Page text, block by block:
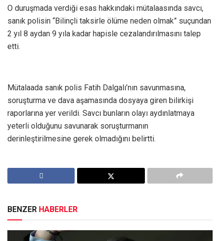
O duruşmada verdiği esas hakkındaki mütalaasında savcı,
sanık polisin “Bilinçli taksirle ölüme neden olmak” suçundan
2 yıl 8 aydan 9 yıla kadar hapisle cezalandırılmasını talep
etti.
Mütalaada sanık polis Fatih Dalgalı’nın savunmasına,
soruşturma ve dava aşamasında dosyaya giren bilirkişi
raporlarına yer verildi. Savcı bunların olayı aydınlatmaya
yeterli olduğunu savunarak soruşturmanın
derinleştirilmesine gerek olmadığını belirtti.
BENZER HABERLER